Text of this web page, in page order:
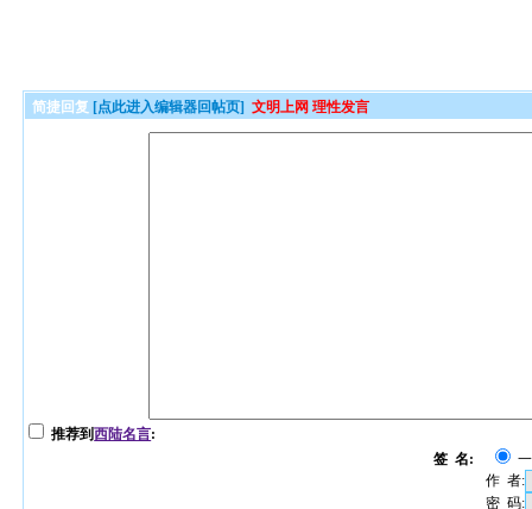
简捷回复 [点此进入编辑器回帖页] 文明上网 理性发言
推荐到西陆名言:
签 名:
作 者:
密 码: